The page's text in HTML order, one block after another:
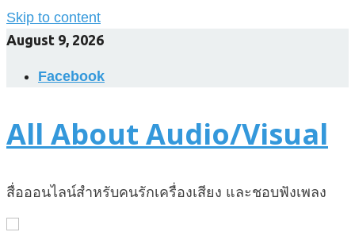
Skip to content
August 9, 2026
Facebook
All About Audio/Visual
สื่อออนไลน์สำหรับคนรักเครื่องเสียง และชอบฟังเพลง